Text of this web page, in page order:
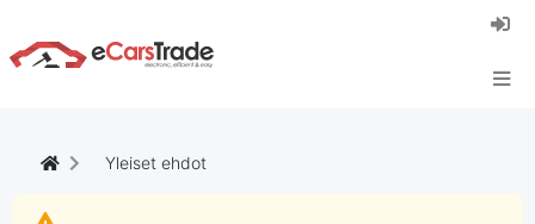
aloitusnäyttöön ja vastaanota päivitykset
välittömästi.
Yleiset ehdot